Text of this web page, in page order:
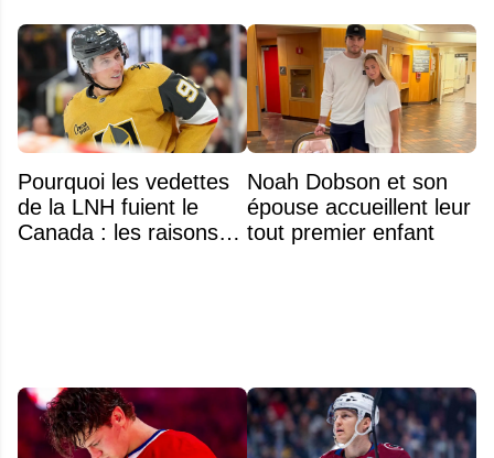
Pourquoi les vedettes
de la LNH fuient le
Canada : les raisons
Noah Dobson et son
épouse accueillent leur
tout premier enfant